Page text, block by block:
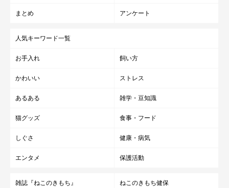
まとめ アンケート
人気キーワード一覧
お手入れ 飼い方
かわいい ストレス
あるある 雑学・豆知識
猫グッズ 食事・フード
しぐさ 健康・病気
エンタメ 保護活動
雑誌『ねこのきもち』 ねこのきもち健保